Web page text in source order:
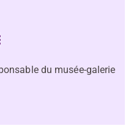
du musée-galerie